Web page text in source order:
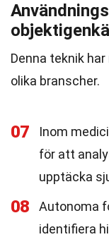
Denna teknik
olika branscher.
07
Inom
för att
upptäcka
08
Autonoma
identifiera